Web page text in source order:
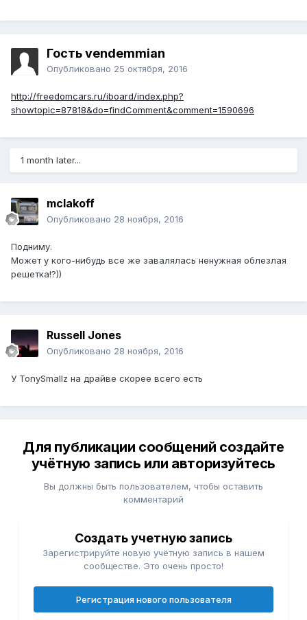
Гость vendemmian
Опубликовано 25 октября, 2016
http://freedomcars.ru/iboard/index.php?
showtopic=87818&do=findComment&comment=1590696
1 month later...
mclakoff
Опубликовано 28 ноября, 2016
Подниму.
Может у кого-нибудь все же завалялась ненужная облезлая
решетка!?))
Russell Jones
Опубликовано 28 ноября, 2016
У TonySmallz на драйве скорее всего есть
Для публикации сообщений создайте
учётную запись или авторизуйтесь
Вы должны быть пользователем, чтобы оставить
комментарий
Создать учетную запись
Зарегистрируйте новую учётную запись в нашем
сообществе. Это очень просто!
Регистрация нового пользователя